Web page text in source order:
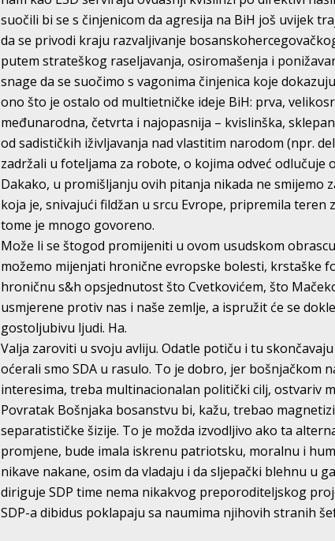
suočili bi se s činjenicom da agresija na BiH još uvijek
da se privodi kraju razvaljivanje
putem strateškog raseljavanja, osiromašenja i
snage da se suočimo s vagonima činjenica koje
ono što je ostalo od multietničke ideje BiH: prva,
međunarodna, četvrta i najopasnija – kvislinška,
od sadističkih iživljavanja nad vlastitim narodom (npr.
zadržali u foteljama za robote, o kojima odveć
Dakako, u promišljanju ovih pitanja nikada ne smijemo
koja je, snivajući fildžan u srcu Evrope, pripremila teren
tome je mnogo govoreno.
Može li se štogod promijeniti u ovom usudskom
možemo mijenjati hronične evropske bolesti, krstaške
hroničnu s&h opsjednutost što Cvetkovićem, što
usmjerene protiv nas i naše zemlje, a ispružit će se
gostoljubivu ljudi. Ha.
Valja zaroviti u svoju avliju. Odatle potiču i tu
oćerali smo SDA u rasulo. To je dobro, jer bošnjačkom
interesima, treba multinacionalan politički cilj, ostvariv
Povratak Bošnjaka bosanstvu bi, kažu, trebao
separatističke šizije. To je možda izvodljivo ako ta
promjene, bude imala iskrenu patriotsku, moralnu i
nikave nakane, osim da vladaju i da sljepački blehnu u
diriguje SDP time nema nikakvog preporoditeljskog
SDP-a dibidus poklapaju sa naumima njihovih stranih